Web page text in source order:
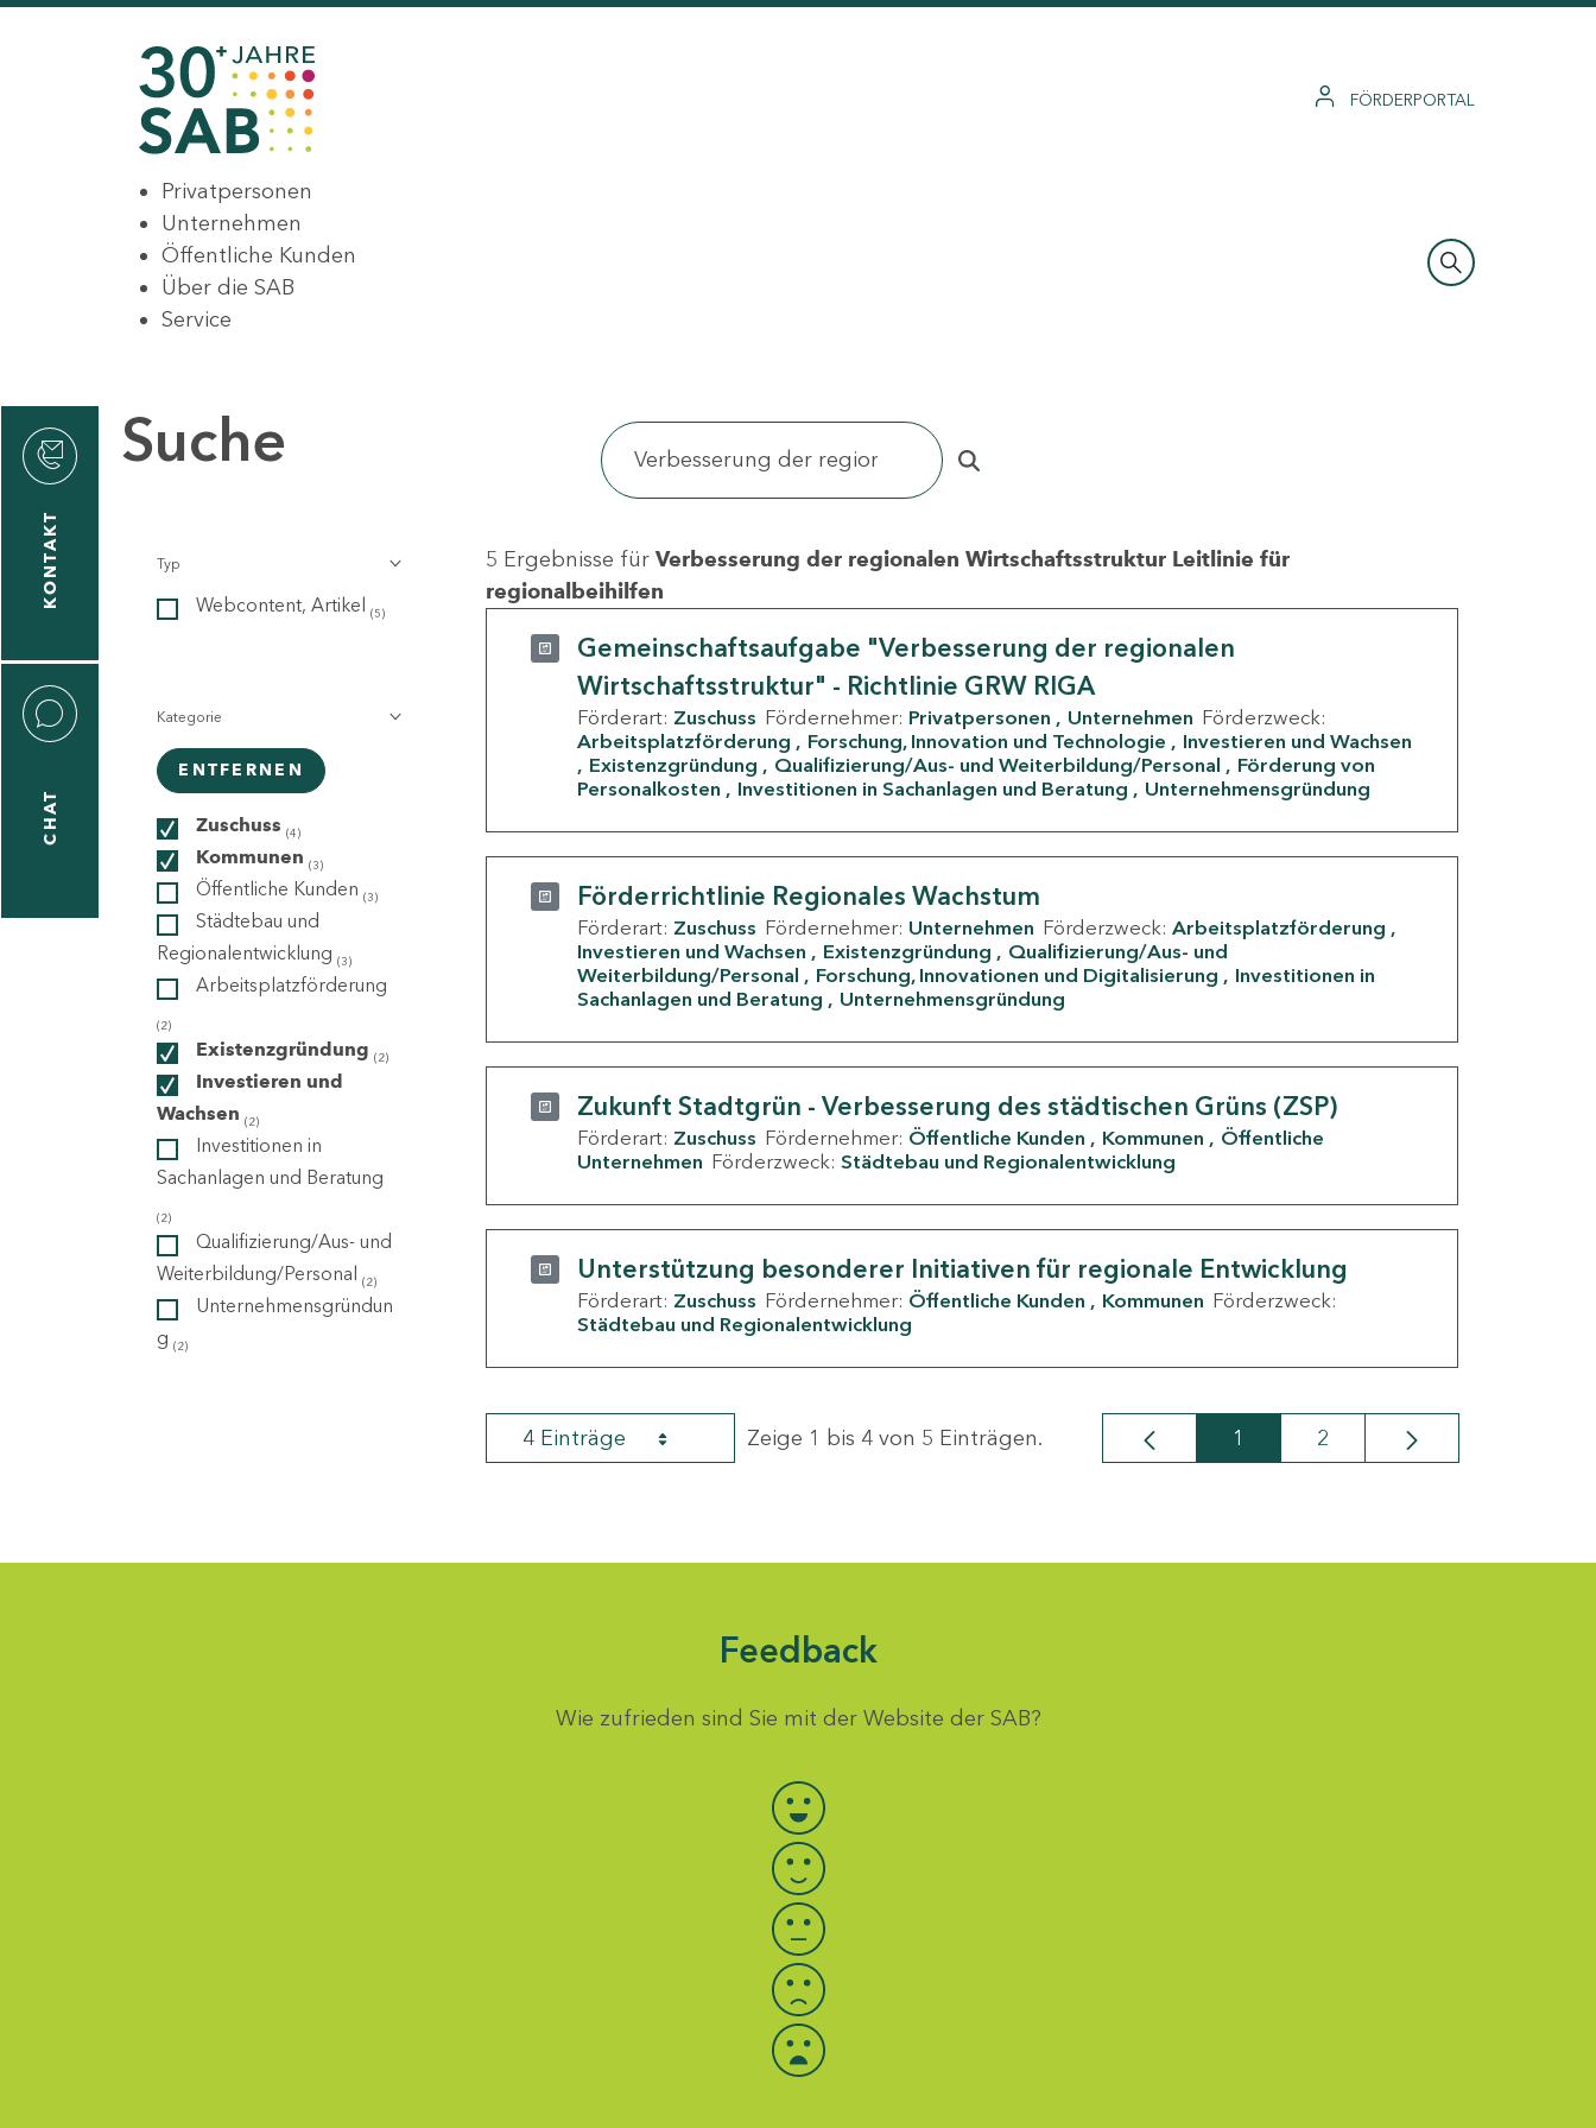
FÖRDERPORTAL
Privatpersonen
Unternehmen
Öffentliche Kunden
Über die SAB
Service
KONTAKT
CHAT
Suche
Typ
Webcontent, Artikel (5)
Kategorie
ENTFERNEN
Zuschuss (4)
Kommunen (3)
Öffentliche Kunden (3)
Städtebau und
Regionalentwicklung (3)
Arbeitsplatzförderung
(2)
Existenzgründung (2)
Investieren und
Wachsen (2)
Investitionen in
Sachanlagen und Beratung
(2)
Qualifizierung/Aus- und
Weiterbildung/Personal (2)
Unternehmensgründun
g (2)
5 Ergebnisse für Verbesserung der regionalen Wirtschaftsstruktur Leitlinie für
regionalbeihilfen
Gemeinschaftsaufgabe "Verbesserung der regionalen
Wirtschaftsstruktur" - Richtlinie GRW RIGA
Förderart: Zuschuss Fördernehmer: Privatpersonen Unternehmen Förderzweck:
Arbeitsplatzförderung
Forschung, Innovation und Technologie
Investieren und Wachsen
Existenzgründung
Qualifizierung/Aus- und Weiterbildung/Personal
Förderung von
Personalkosten
Investitionen in Sachanlagen und Beratung Unternehmensgründung
Förderrichtlinie Regionales Wachstum
Förderart: Zuschuss Fördernehmer: Unternehmen Förderzweck: Arbeitsplatzförderung
Investieren und Wachsen
Existenzgründung
Qualifizierung/Aus- und
Weiterbildung/Personal
Forschung, Innovationen und Digitalisierung
Investitionen in
Sachanlagen und Beratung
Unternehmensgründung
Zukunft Stadtgrün - Verbesserung des städtischen Grüns (ZSP)
Förderart: Zuschuss Fördernehmer: Öffentliche Kunden Kommunen
Öffentliche
Unternehmen Förderzweck: Städtebau und Regionalentwicklung
Unterstützung besonderer Initiativen für regionale Entwicklung
Förderart: Zuschuss Fördernehmer: Öffentliche Kunden Kommunen Förderzweck:
Städtebau und Regionalentwicklung
4 Einträge Zeige 1 bis 4 von 5 Einträgen. Seite
1 Seite
2
Feedback
Wie zufrieden sind Sie mit der Website der SAB?
Bewertung auswählen